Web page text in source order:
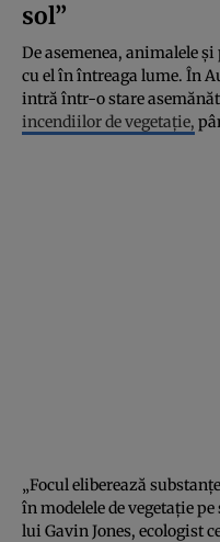
sol”
De asemenea, animalele
cu el în întreaga lume. În
intră într-o stare
incendiilor de vegetație,
„Focul eliberează
în modelele de vegetație
lui Gavin Jones, ecologist